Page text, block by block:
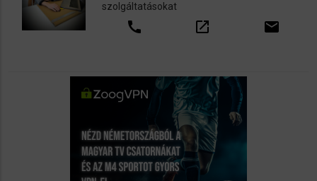
szolgáltatásokat
call open_in_new email